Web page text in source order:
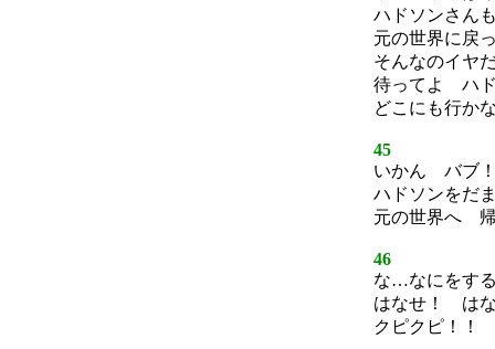
ハドソンさん
元の世界に戻
そんなのイヤ
待ってよ ハ
どこにも行か
45
いかん バブ
ハドソンをだ
元の世界へ
46
な…なにをす
はなせ！ は
クピクピ！！